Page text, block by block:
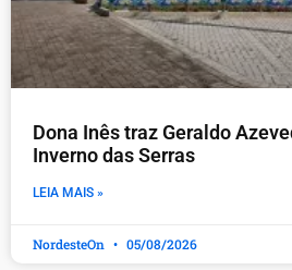
Dona Inês traz Geraldo
Inverno das Serras
LEIA MAIS »
NordesteOn 05/08/2026